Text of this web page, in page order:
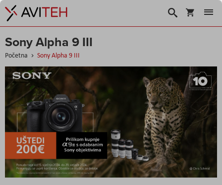
Košarica
Traži
Sony Alpha 9 III
Početna Sony Alpha 9 III